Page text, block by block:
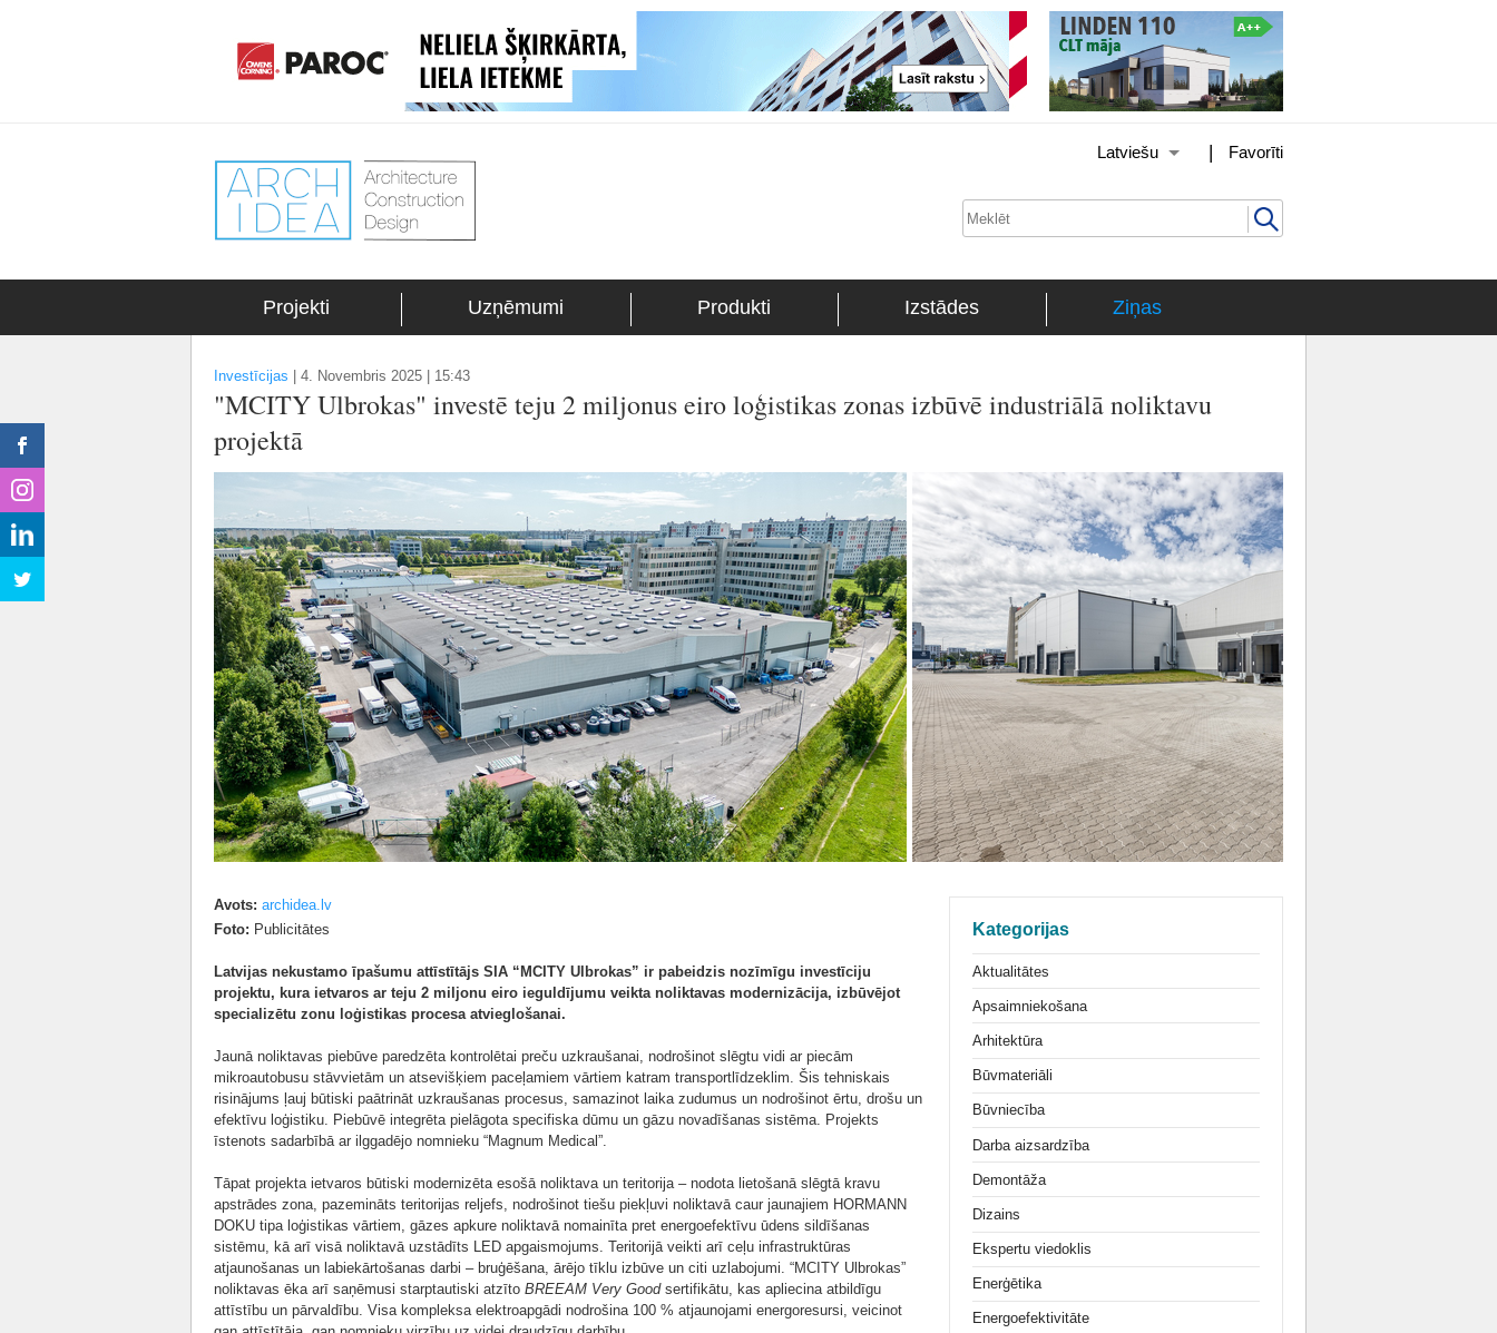
Favorīti
|
Latviešu
Projekti Uzņēmumi Produkti Izstādes Ziņas
Investīcijas 4. Novembris 2025 | 15:43
"MCITY Ulbrokas" investē teju 2 miljonus eiro loģistikas zonas izbūvē industriālā noliktavu
projektā
Avots: archidea.lv
Foto: Publicitātes
Latvijas nekustamo īpašumu attīstītājs SIA “MCITY Ulbrokas” ir pabeidzis nozīmīgu investīciju
projektu, kura ietvaros ar teju 2 miljonu eiro ieguldījumu veikta noliktavas modernizācija, izbūvējot
specializētu zonu loģistikas procesa atvieglošanai.
Jaunā noliktavas piebūve paredzēta kontrolētai preču uzkraušanai, nodrošinot slēgtu vidi ar piecām
mikroautobusu stāvvietām un atsevišķiem paceļamiem vārtiem katram transportlīdzeklim. Šis tehniskais
risinājums ļauj būtiski paātrināt uzkraušanas procesus, samazinot laika zudumus un nodrošinot ērtu, drošu un
efektīvu loģistiku. Piebūvē integrēta pielāgota specifiska dūmu un gāzu novadīšanas sistēma. Projekts
īstenots sadarbībā ar ilggadējo nomnieku “Magnum Medical”.
Tāpat projekta ietvaros būtiski modernizēta esošā noliktava un teritorija – nodota lietošanā slēgtā kravu
apstrādes zona, pazemināts teritorijas reljefs, nodrošinot tiešu piekļuvi noliktavā caur jaunajiem HORMANN
DOKU tipa loģistikas vārtiem, gāzes apkure noliktavā nomainīta pret energoefektīvu ūdens sildīšanas
sistēmu, kā arī visā noliktavā uzstādīts LED apgaismojums. Teritorijā veikti arī ceļu infrastruktūras
atjaunošanas un labiekārtošanas darbi – bruģēšana, ārējo tīklu izbūve un citi uzlabojumi. “MCITY Ulbrokas”
noliktavas ēka arī saņēmusi starptautiski atzīto BREEAM Very Goodsertifikātu, kas apliecina atbildīgu
attīstību un pārvaldību. Visa kompleksa elektroapgādi nodrošina 100 % atjaunojami energoresursi, veicinot
Kategorijas
Aktualitātes
Apsaimniekošana
Arhitektūra
Būvmateriāli
Būvniecība
Darba aizsardzība
Demontāža
Dizains
Ekspertu viedoklis
Enerģētika
Energoefektivitāte